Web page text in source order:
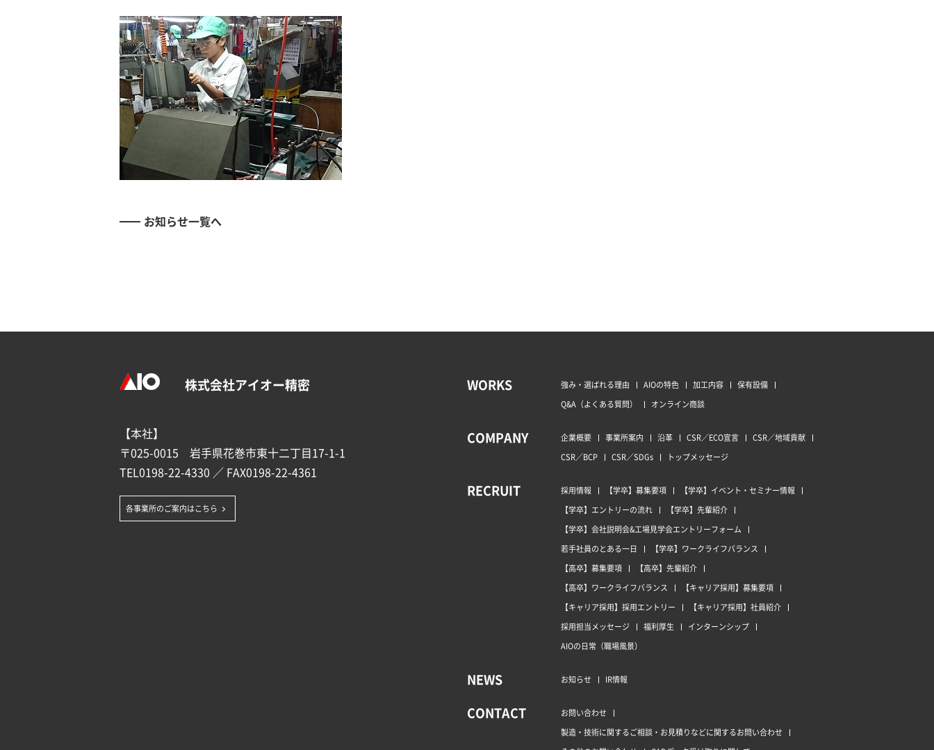
お知らせ一覧へ
株式会社アイオー精密
【本社】
〒025-0015 岩手県花巻市東十二丁目17-1-1
TEL0198-22-4330 ／ FAX0198-22-4361
各事業所のご案内はこちら
WORKS 強み・選ばれる理由 AIOの特色 加工内容
保有設備
Q&A（よくある質問）
オンライン商談
COMPANY 企業概要 事業所案内 沿革 CSR／ECO宣言
CSR／地域貢献
CSR／BCP
CSR／SDGs トップメッセージ
RECRUIT 採用情報 【学卒】募集要項
【学卒】イベント・セミナー情報
【学卒】エントリーの流れ
【学卒】先輩紹介
【学卒】会社説明会&工場見学会エントリーフォーム
若手社員のとある一日
【学卒】ワークライフバランス
【高卒】募集要項
【高卒】先輩紹介
【高卒】ワークライフバランス
【キャリア採用】募集要項
【キャリア採用】採用エントリー
【キャリア採用】社員紹介
採用担当メッセージ
福利厚生
インターンシップ
AIOの日常（職場風景）
NEWS お知らせ IR情報
CONTACT
お問い合わせ
製造・技術に関するご相談・お見積りなどに関するお問い合わせ